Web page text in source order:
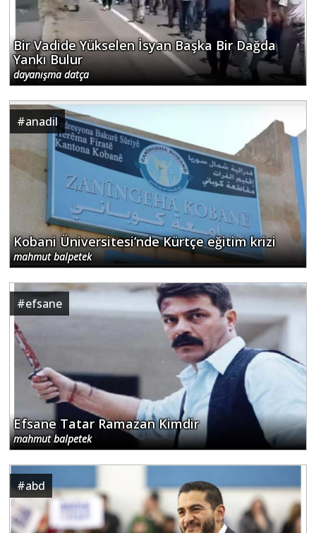
Bir Vadide Yükselen İsyan Başka Bir Dağda
Yankı Bulur
dayanışma datça
#anadil
Kobani Üniversitesi’nde Kürtçe eğitim krizi
mahmut balpetek
#efsane
Efsane Tatar Ramazan Kimdir
mahmut balpetek
#abd